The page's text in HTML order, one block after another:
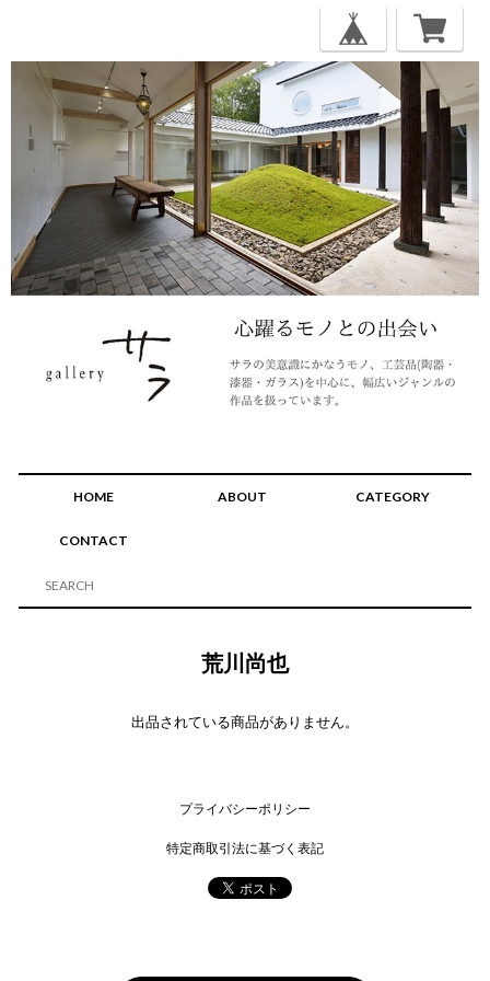
HOME ABOUT CATEGORY
CONTACT
荒川尚也
出品されている商品がありません。
プライバシーポリシー
特定商取引法に基づく表記